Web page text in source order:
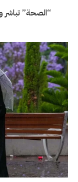
“الصحة” تباشر